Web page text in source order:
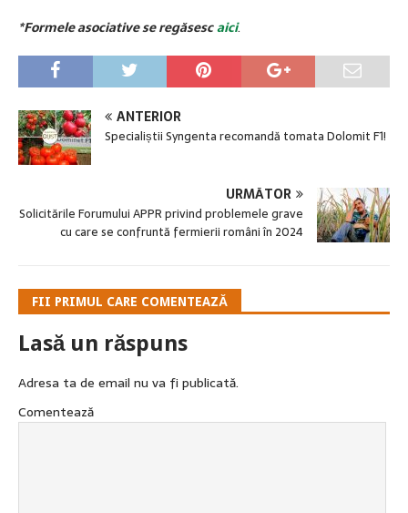
*Formele asociative se regăsescaici.
ANTERIOR
Specialiștii Syngenta recomandă tomata Dolomit F1!
URMĂTOR
Solicitările Forumului APPR privind problemele grave
cu care se confruntă fermierii români în 2024
FII PRIMUL CARE COMENTEAZĂ
Lasă un răspuns
Adresa ta de email nu va fi publicată.
Comentează